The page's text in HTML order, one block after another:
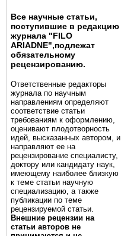
Все научные статьи,
поступившие в редакцию
журнала "FILO
ARIADNE",подлежат
обязательному
рецензированию.
Ответственные редакторы
журнала по научным
направлениям определяют
соответствие статьи
требованиям к оформлению,
оценивают плодотворность
идей, высказанных автором, и
направляют ее на
рецензирование специалисту,
доктору или кандидату наук,
имеющему наиболее близкую
к теме статьи научную
специализацию, а также
публикации по теме
рецензируемой статьи.
Внешние рецензии на
статьи авторов не